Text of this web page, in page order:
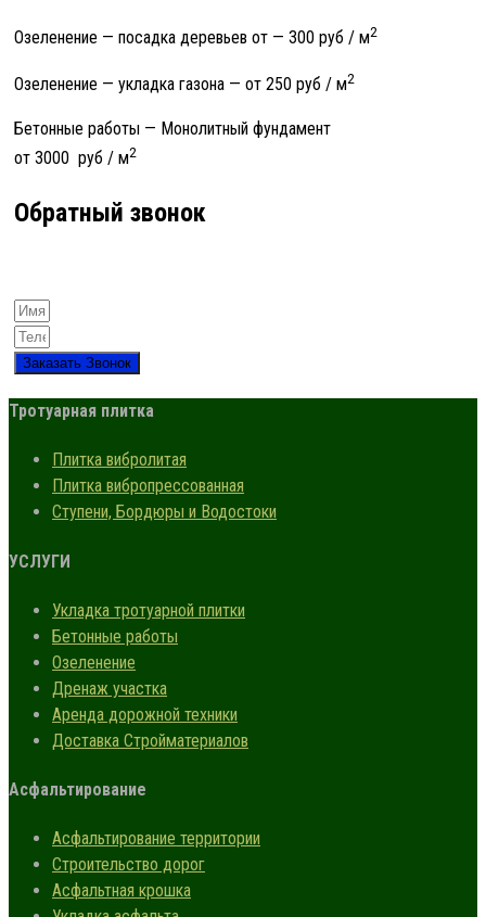
Озеленение — посадка деревьев от — 300 руб / м2
Озеленение — укладка газона — от 250 руб / м2
Бетонные работы — Монолитный фундамент
от 3000 руб / м2
Обратный звонок
Заказать Звонок
Тротуарная плитка
Плитка вибролитая
Плитка вибропрессованная
Ступени, Бордюры и Водостоки
УСЛУГИ
Укладка тротуарной плитки
Бетонные работы
Озеленение
Дренаж участка
Аренда дорожной техники
Доставка Стройматериалов
Асфальтирование
Асфальтирование территории
Строительство дорог
Асфальтная крошка